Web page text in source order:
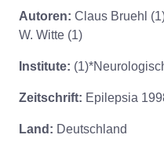
Autoren: Claus Bruehl
W. Witte (1)
Institute:
Zeitschrift: Epilepsia
Land: Deutschland